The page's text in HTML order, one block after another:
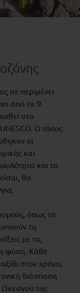
σε περιμένει
από τα 9
στο
Ο τόπος
οι
και
και τα
θα
όπως τα
τη
με τις
η φύση. Κάθε
στον χρόνο,
διάσπαση
Ωκεανού της